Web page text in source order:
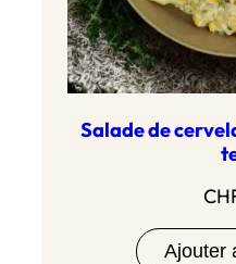
Salade de
Ajouter